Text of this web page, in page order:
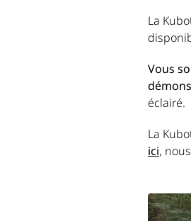
La
Vous
éclairé.
La
ici,